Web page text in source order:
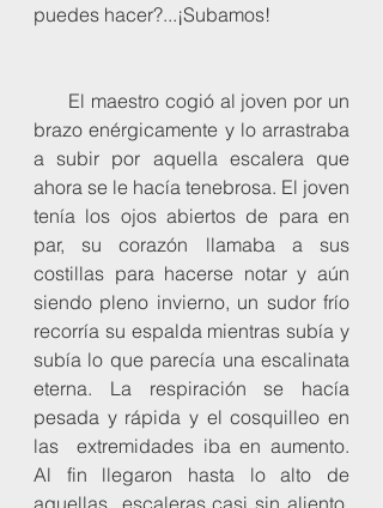
puedes hacer?...¡Subamos!
brazo enérgicamente y lo arrastraba
a subir por aquella escalera que
ahora se le hacía tenebrosa. El joven
tenía los ojos abiertos de para en
par, su corazón llamaba a sus
costillas para hacerse notar y aún
siendo pleno invierno, un sudor frío
recorría su espalda mientras subía y
subía lo que parecía una escalinata
eterna. La respiración se hacía
pesada y rápida y el cosquilleo en
las  extremidades iba en aumento.
Al fin llegaron hasta lo alto de
aquellas  escaleras casi sin aliento.